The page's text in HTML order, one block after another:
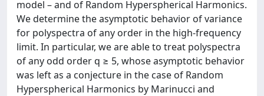
model – and of Random Hyperspherical Harmonics.
We determine the asymptotic behavior of variance
for polyspectra of any order in the high-frequency
limit. In particular, we are able to treat polyspectra
of any odd order q ≥ 5, whose asymptotic behavior
was left as a conjecture in the case of Random
Hyperspherical Harmonics by Marinucci and